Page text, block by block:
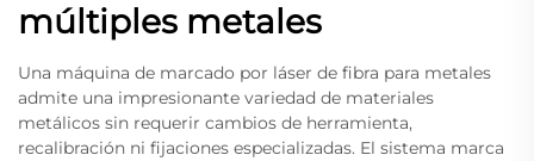
múltiples metales
Una máquina de marcado por láser de fibra para metales
admite una impresionante variedad de materiales
metálicos sin requerir cambios de herramienta,
recalibración ni fijaciones especializadas. El sistema marca